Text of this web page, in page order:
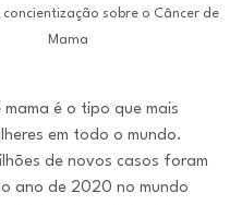
concientização sobre o Câncer de
Mama
mama é o tipo que mais
em todo o mundo.
de novos casos foram
ano de 2020 no mundo